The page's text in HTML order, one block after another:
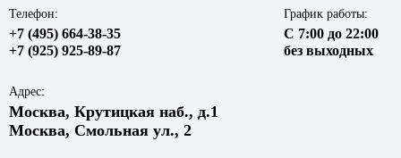
Телефон:
+7 (495) 664-38-35
+7 (925) 925-89-87
График работы:
С 7:00 до 22:00
без выходных
Адрес:
Москва, Крутицкая наб., д.1
Москва, Смольная ул., 2